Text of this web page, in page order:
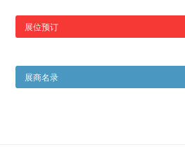
展位预订
展商名录